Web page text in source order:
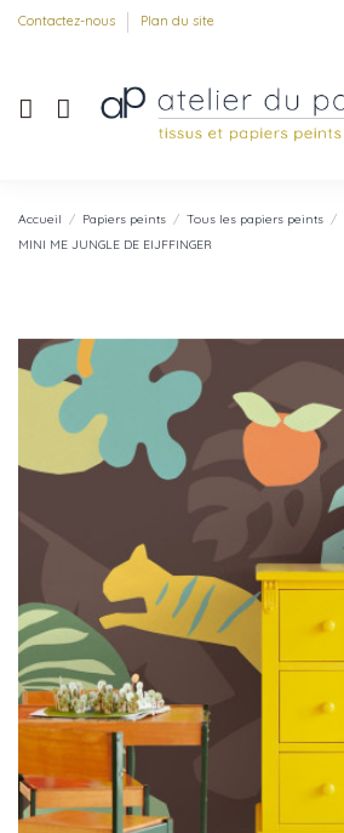
Contactez-nous Plan du site
Accueil Papiers peints Tous les papiers peints
MINI ME JUNGLE DE EIJFFINGER